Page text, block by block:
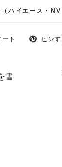
ハイエース・
ート ピンす
書